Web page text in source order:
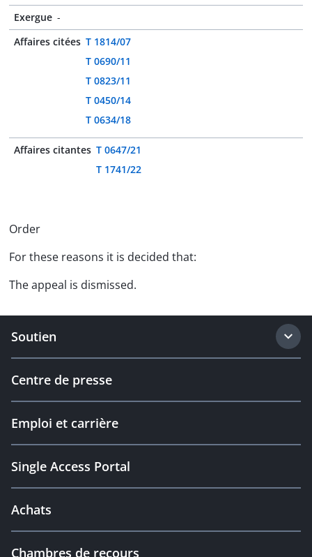
Exergue -
Affaires citées T 1814/07
T 0690/11
T 0823/11
T 0450/14
T 0634/18
Affaires citantes T 0647/21
T 1741/22
Order
For these reasons it is decided that:
The appeal is dismissed.
Soutien
Centre de presse
Emploi et carrière
Single Access Portal
Achats
Chambres de recours